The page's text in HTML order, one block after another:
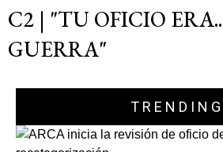
C2 | "TU OFICIO
GUERRA"
TRENDING